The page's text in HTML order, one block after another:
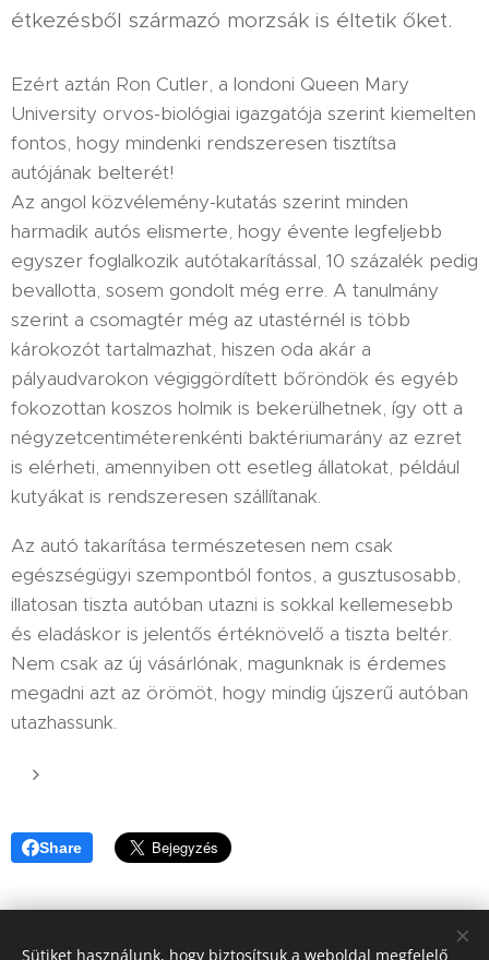
étkezésből származó morzsák is éltetik őket.
Ezért aztán Ron Cutler, a londoni Queen Mary
University orvos-biológiai igazgatója szerint kiemelten
fontos, hogy mindenki rendszeresen tisztítsa
autójának belterét!
Az angol közvélemény-kutatás szerint minden
harmadik autós elismerte, hogy évente legfeljebb
egyszer foglalkozik autótakarítással, 10 százalék pedig
bevallotta, sosem gondolt még erre. A tanulmány
szerint a csomagtér még az utastérnél is több
károkozót tartalmazhat, hiszen oda akár a
pályaudvarokon végiggördített bőröndök és egyéb
fokozottan koszos holmik is bekerülhetnek, így ott a
négyzetcentiméterenkénti baktériumarány az ezret
is elérheti, amennyiben ott esetleg állatokat, például
kutyákat is rendszeresen szállítanak.
Az autó takarítása természetesen nem csak
egészségügyi szempontból fontos, a gusztusosabb,
illatosan tiszta autóban utazni is sokkal kellemesebb
és eladáskor is jelentős értéknövelő a tiszta beltér.
Nem csak az új vásárlónak, magunknak is érdemes
megadni azt az örömöt, hogy mindig újszerű autóban
utazhassunk.
Share
Sütiket használunk, hogy biztosítsuk a weboldal megfelelő